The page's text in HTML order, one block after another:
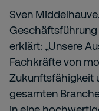
Sven
erklärt: „Unsere
Fachkräfte von
Zukunftsfähigkeit
gesamten